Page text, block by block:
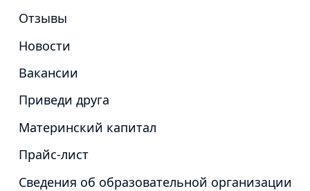
Отзывы
Новости
Вакансии
Приведи друга
Материнский капитал
Прайс-лист
Сведения об образовательной организации